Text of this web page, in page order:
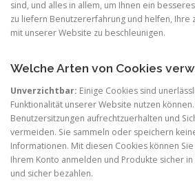
sind, und alles in allem, um Ihnen ein
zu liefern Benutzererfahrung und helfen, Ihre
mit unserer Website zu beschleunigen.
Welche Arten von Cookies
Unverzichtbar: Einige Cookies sind
Funktionalität unserer Website nutzen
Benutzersitzungen aufrechtzuerhalten und
vermeiden. Sie sammeln oder speichern
Informationen. Mit diesen Cookies können
Ihrem Konto anmelden und Produkte sicher
und sicher bezahlen.